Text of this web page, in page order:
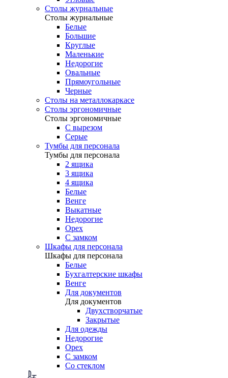
Столы журнальные
Столы журнальные
Белые
Большие
Круглые
Маленькие
Недорогие
Овальные
Прямоугольные
Черные
Столы на металлокаркасе
Столы эргономичные
Столы эргономичные
С вырезом
Серые
Тумбы для персонала
Тумбы для персонала
2 ящика
3 ящика
4 ящика
Белые
Венге
Выкатные
Недорогие
Орех
С замком
Шкафы для персонала
Шкафы для персонала
Белые
Бухгалтерские шкафы
Венге
Для документов
Для документов
Двухстворчатые
Закрытые
Для одежды
Недорогие
Орех
С замком
Со стеклом